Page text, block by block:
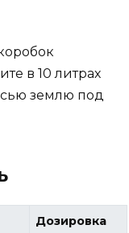
в 10 литрах
землю под
Дозировка